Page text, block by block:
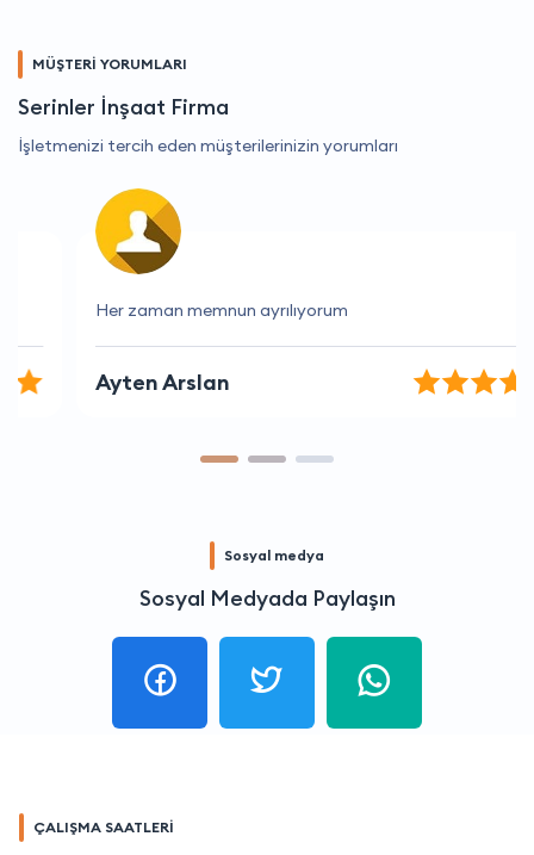
MÜŞTERİ YORUMLARI
Serinler İnşaat Firma
İşletmenizi tercih eden müşterilerinizin yorumları
Her zaman memnun ayrılıyorum
Ayten Arslan
Sosyal medya
Sosyal Medyada Paylaşın
ÇALIŞMA SAATLERİ